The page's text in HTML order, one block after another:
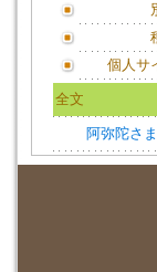
個人サ
全文
阿弥陀さ